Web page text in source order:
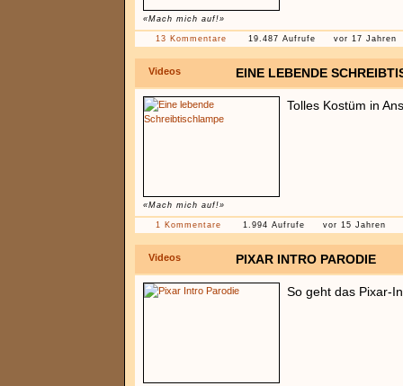
«Mach mich auf!»
13 Kommentare 19.487 Aufrufe vor 17 Jahren
Videos EINE LEBENDE
«Mach mich auf!»
Tolles Kostüm in
1 Kommentare 1.994 Aufrufe vor 15 Jahren
Videos PIXAR INTRO PARODIE
So geht das Pixar-